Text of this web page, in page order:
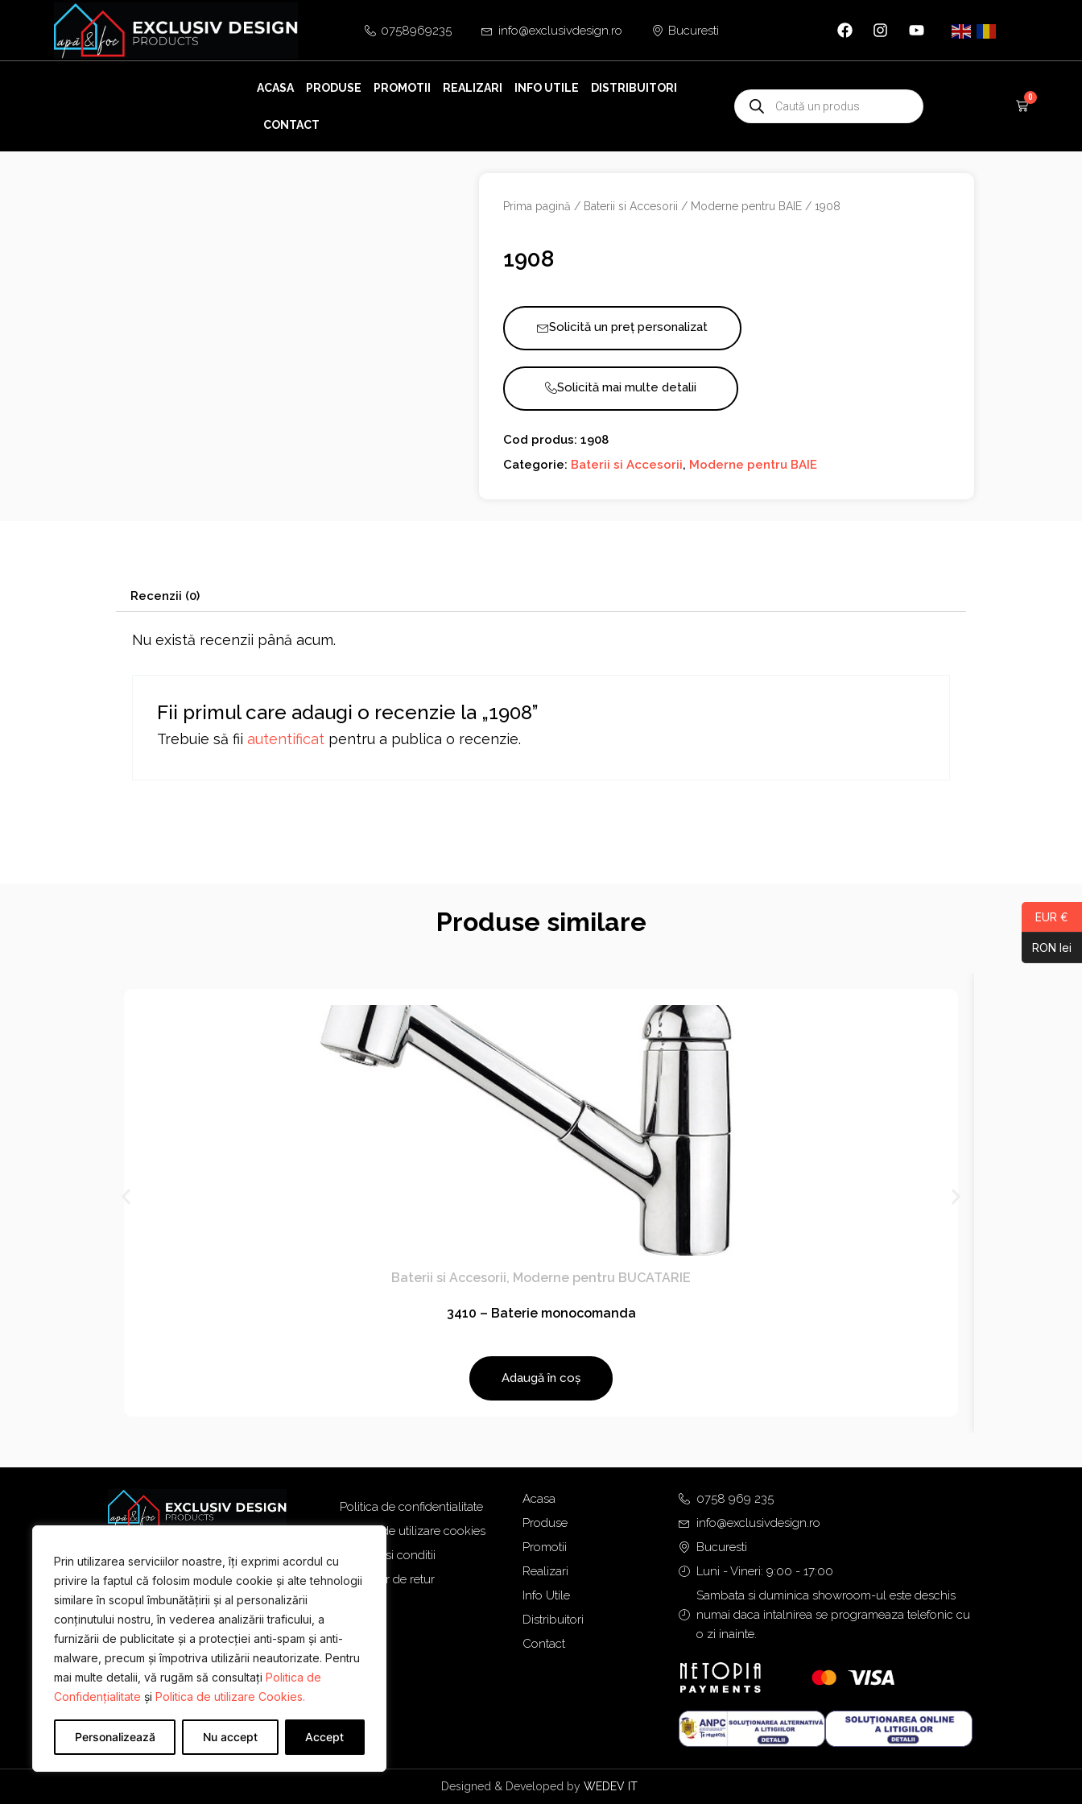
Prin utilizarea serviciilor noastre, îți exprimi acordul cu
privire la faptul că folosim module cookie și alte tehnologii
similare în scopul îmbunătățirii și al personalizării
conținutului nostru, în vederea analizării traficului, a
furnizării de publicitate și a protecției anti-spam și anti-
malware, precum și împotriva utilizării neautorizate. Pentru
mai multe detalii, vă rugăm să consultați Politica de
Confidențialitate și Politica de utilizare Cookies.
Personalizează Nu accept Accept
content
0758969235 info@exclusivdesign.ro Bucuresti
ACASA PRODUSE PROMOTII REALIZARI INFO UTILE DISTRIBUITORI
CONTACT
Products
search
0
Cart
Prima pagină / Baterii si Accesorii / Moderne pentru BAIE / 1908
1908
Solicită un preț personalizat
Solicită mai multe detalii
Cod produs: 1908
Categorie: Baterii si Accesorii, Moderne pentru BAIE
Recenzii (0)
Nu există recenzii până acum.
Fii primul care adaugi o recenzie la „1908”
Trebuie să fiiautentificat pentru a publica o recenzie.
Produse similare
Baterii si Accesorii, Moderne pentru BUCATARIE
3410 – Baterie monocomanda
Adaugă în coș
Politica de confidentialitate
Politica de utilizare cookies
Termeni si conditii
Formular de retur
Acasa
Produse
Promotii
Realizari
Info Utile
Distribuitori
Contact
0758 969 235
info@exclusivdesign.ro
Bucuresti
Luni - Vineri: 9:00 - 17:00
Sambata si duminica showroom-ul este deschis
numai daca intalnirea se programeaza telefonic cu
o zi inainte.
Designed & Developed by WEDEV IT
EUR €
RON lei